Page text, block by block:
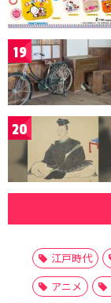
19
20
江戸時代
アニメ